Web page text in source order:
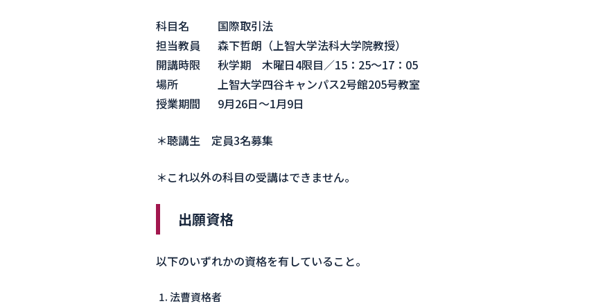
科目名
国際取引法
担当教員
森下哲朗（上智大学法科大学院教授）
開講時限
秋学期 木曜日4限目／15：25～17：05
場所
上智大学四谷キャンパス2号館205号教室
授業期間
9月26日～1月9日
＊聴講生 定員3名募集
＊これ以外の科目の受講はできません。
出願資格
以下のいずれかの資格を有していること。
法曹資格者